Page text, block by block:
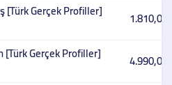
[Türk Gerçek Profiller] 1.810,00
[Türk Gerçek Profiller] 4.990,00